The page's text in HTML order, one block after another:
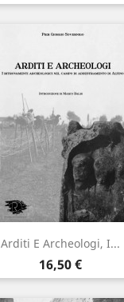
Arditi E Archeologi, I...
Prezzo
16,50 €